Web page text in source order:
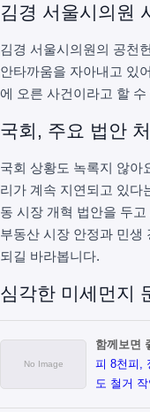
김경 서울시의원
김경 서울시의원의 공천
안타까움을 자아내고 있
에 오른 사건이라고 할 수
국회, 주요 법안
국회 상황도 녹록지 않아
리가 계속 지연되고 있다
동 시장 개혁 법안을 두
부동산 시장 안정과 민생
되길 바라봅니다.
심각한 미세먼지
함께보면
피 8천피,
도 철거